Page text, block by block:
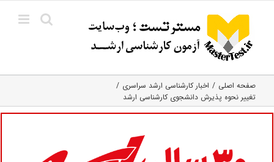
content
صفحه اصلی
اخبار کارشناسی ارشد سراسری
تغییر نحوه پذیرش دانشجوی کارشناسی ارشد